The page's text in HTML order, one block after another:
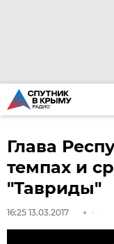
Глава
темпах и
"Тавриды"
16:25 13.03.2017